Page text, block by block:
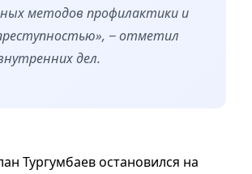
методов профилактики и
− отметил
дел.
Тургумбаев остановился на